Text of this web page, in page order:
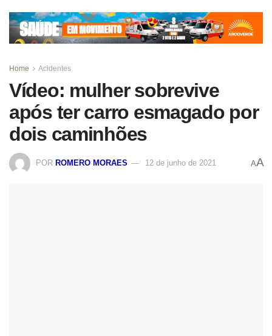
Home Acidentes
Vídeo: mulher sobrevive
após ter carro esmagado por
dois caminhões
POR ROMERO MORAES 12 de junho de 2021 AA